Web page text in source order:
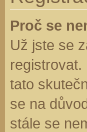
Proč se
Už jste se
tato
se na
stále se